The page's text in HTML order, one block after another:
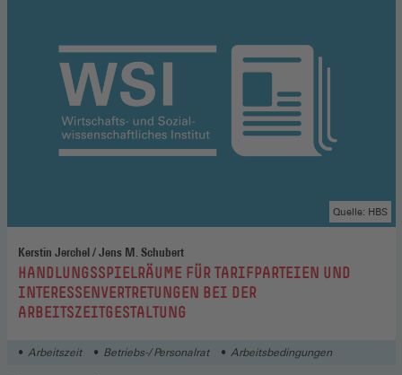
Kerstin Jerchel / Jens M. Schubert
:HANDLUNGSSPIELRÄUME FÜR TARIFPARTEIEN UND
INTERESSENVERTRETUNGEN BEI DER
ARBEITSZEITGESTALTUNG
Quelle: HBS
Arbeitszeit Betriebs-/ Personalrat Arbeitsbedingungen